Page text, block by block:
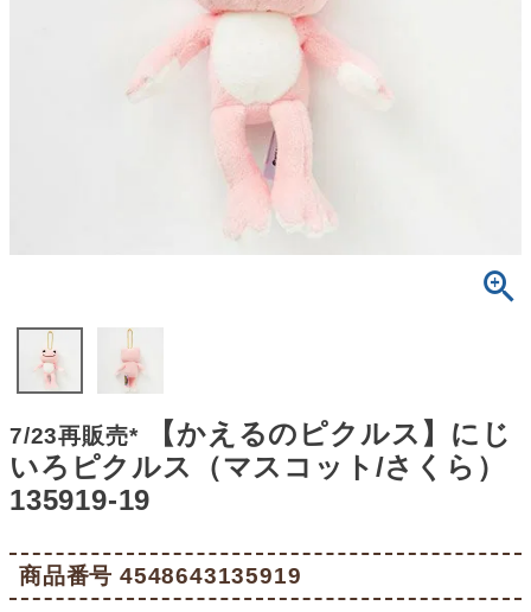
7/23再販売*
【かえるのピクルス】にじ
いろピクルス（マスコット/さくら）
135919-19
商品番号 4548643135919